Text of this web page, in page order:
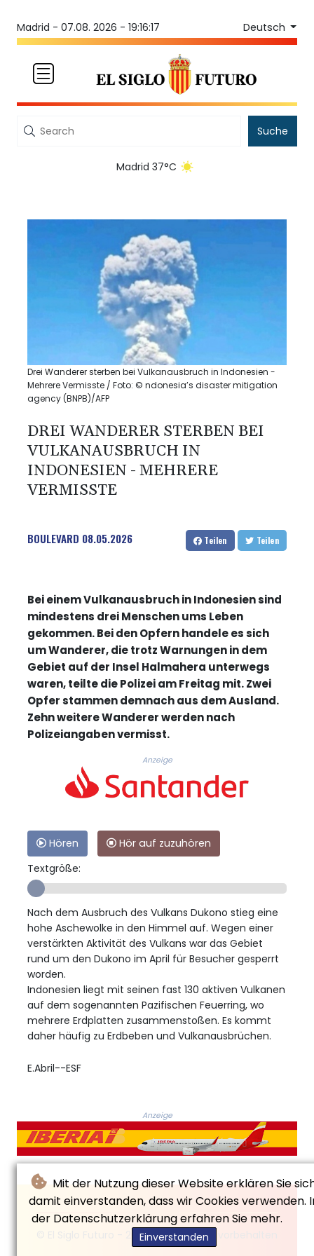
Mit der Nutzung dieser Website erklären Sie
damit einverstanden, dass wir Cookies verwenden.
der Datenschutzerklärung erfahren Sie mehr.
Einverstanden
Madrid - 07.08. 2026 - 19:16:17 Deutsch
Suche
Madrid 37°C
Drei Wanderer sterben bei Vulkanausbruch in Indonesien -
Mehrere Vermisste / Foto: © ndonesia’s disaster mitigation
agency (BNPB)/AFP
DREI WANDERER STERBEN BEI
VULKANAUSBRUCH IN
INDONESIEN - MEHRERE
VERMISSTE
BOULEVARD 08.05.2026 Teilen Teilen
Bei einem Vulkanausbruch in Indonesien sind
mindestens drei Menschen ums Leben
gekommen. Bei den Opfern handele es sich
um Wanderer, die trotz Warnungen in dem
Gebiet auf der Insel Halmahera unterwegs
waren, teilte die Polizei am Freitag mit. Zwei
Opfer stammen demnach aus dem Ausland.
Zehn weitere Wanderer werden nach
Polizeiangaben vermisst.
Anzeige
Hören
Hör auf zuzuhören
Textgröße:
Nach dem Ausbruch des Vulkans Dukono stieg eine
hohe Aschewolke in den Himmel auf. Wegen einer
verstärkten Aktivität des Vulkans war das Gebiet
rund um den Dukono im April für Besucher gesperrt
worden.
Indonesien liegt mit seinen fast 130 aktiven Vulkanen
auf dem sogenannten Pazifischen Feuerring, wo
mehrere Erdplatten zusammenstoßen. Es kommt
daher häufig zu Erdbeben und Vulkanausbrüchen.
E.Abril--ESF
Anzeige
© El Siglo Futuro - 2026 - Alle Rechte vorbehalten